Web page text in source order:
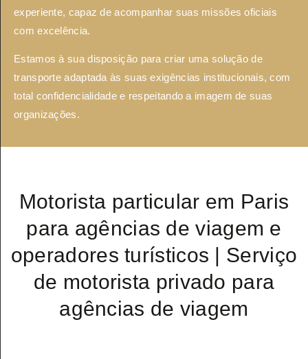
experiente, capaz de acompanhar suas missões oficiais
com excelência.
Estamos à sua disposição para criar uma solução de
transporte adaptada às suas exigências institucionais, com
total confidencialidade e respeitando a imagem de suas
organizações.
Motorista particular em Paris
para agências de viagem e
operadores turísticos | Serviço
de motorista privado para
agências de viagem